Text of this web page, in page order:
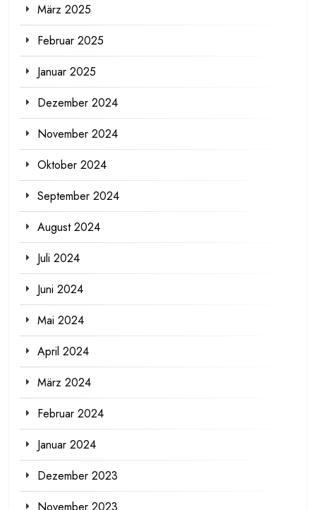
März 2025
Februar 2025
Januar 2025
Dezember 2024
November 2024
Oktober 2024
September 2024
August 2024
Juli 2024
Juni 2024
Mai 2024
April 2024
März 2024
Februar 2024
Januar 2024
Dezember 2023
November 2023